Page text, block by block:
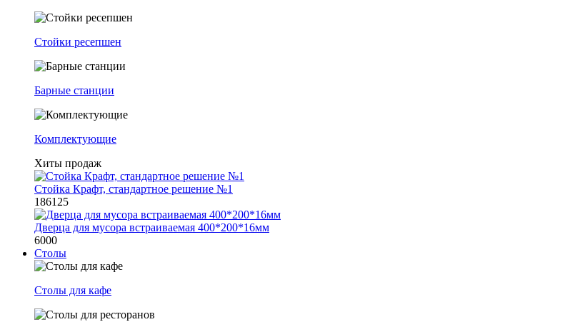
Стойки ресепшен
Барные станции
Комплектующие
Хиты продаж
Стойка Крафт, стандартное решение №1
186125
Дверца для мусора встраиваемая 400*200*16мм
6000
Столы
Столы для кафе